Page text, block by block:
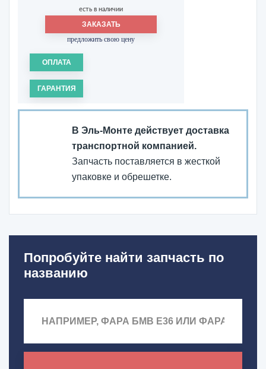
есть в наличии
ЗАКАЗАТЬ
предложить свою цену
ОПЛАТА
ГАРАНТИЯ
В Эль-Монте действует доставка
транспортной компанией.
Запчасть поставляется в жесткой
упаковке и обрешетке.
Попробуйте найти запчасть по
названию